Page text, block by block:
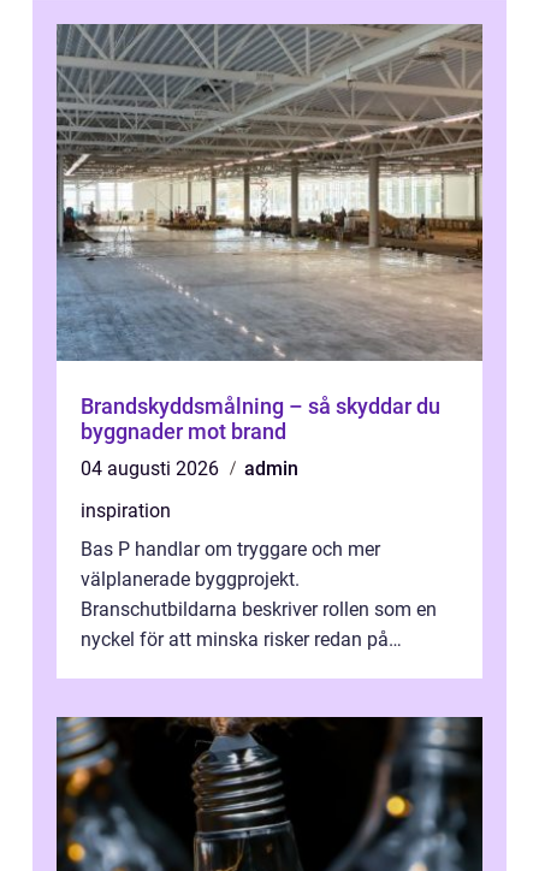
Brandskyddsmålning – så skyddar du
byggnader mot brand
04 augusti 2026
admin
inspiration
Bas P handlar om tryggare och mer
välplanerade byggprojekt.
Branschutbildarna beskriver rollen som en
nyckel för att minska risker redan på